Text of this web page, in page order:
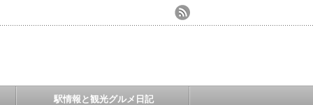
駅情報と観光グルメ日記